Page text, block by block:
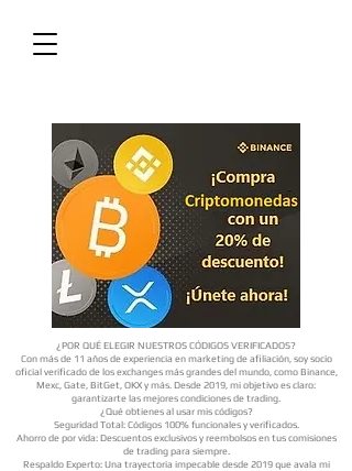
¿POR QUÉ ELEGIR NUESTROS CÓDIGOS VERIFICADOS?
Con más de 11 años de experiencia en marketing de afiliación, soy socio
oficial verificado de los exchanges más grandes del mundo, como Binance,
Mexc, Gate, BitGet, OKX y más. Desde 2019, mi objetivo es claro:
garantizarte las mejores condiciones de trading.
¿Qué obtienes al usar mis códigos?
Seguridad Total: Códigos 100% funcionales y verificados.
Ahorro de por vida: Descuentos exclusivos y reembolsos en tus comisiones
de trading para siempre.
Respaldo Experto: Una trayectoria impecable desde 2019 que avala mi